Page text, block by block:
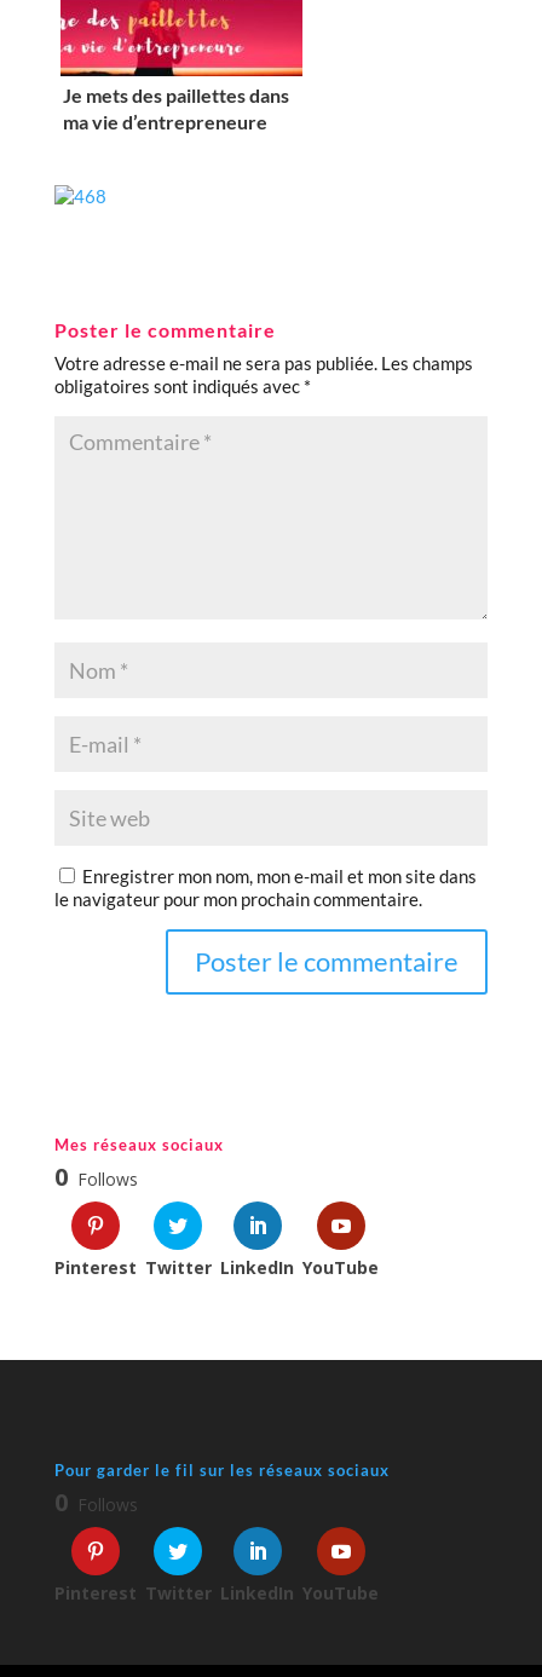
Je mets des paillettes dans
ma vie d’entrepreneure
Poster le commentaire
Votre adresse e-mail ne sera pas publiée. Les champs
obligatoires sont indiqués avec *
Enregistrer mon nom, mon e-mail et mon site dans
le navigateur pour mon prochain commentaire.
Mes réseaux sociaux
0 Follows
Pinterest Twitter LinkedIn YouTube
Pour garder le fil sur les réseaux sociaux
0 Follows
Pinterest Twitter LinkedIn YouTube